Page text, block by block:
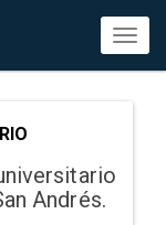
Andrés.